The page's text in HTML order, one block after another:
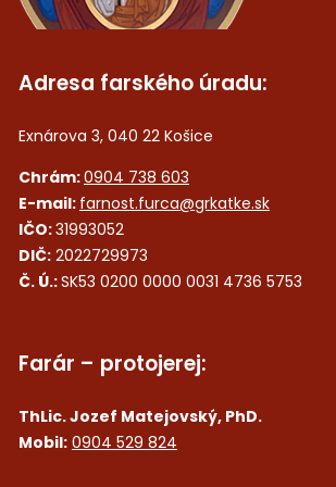
Adresa farského úradu:
Exnárova 3, 040 22 Košice
Chrám:0904 738 603
E-mail: farnost.furca@grkatke.sk
IČO:31993052
DIČ: 2022729973
Č. Ú.:SK53 0200 0000 0031 4736 5753
Farár – protojerej:
ThLic. Jozef Matejovský, PhD.
Mobil: 0904 529 824